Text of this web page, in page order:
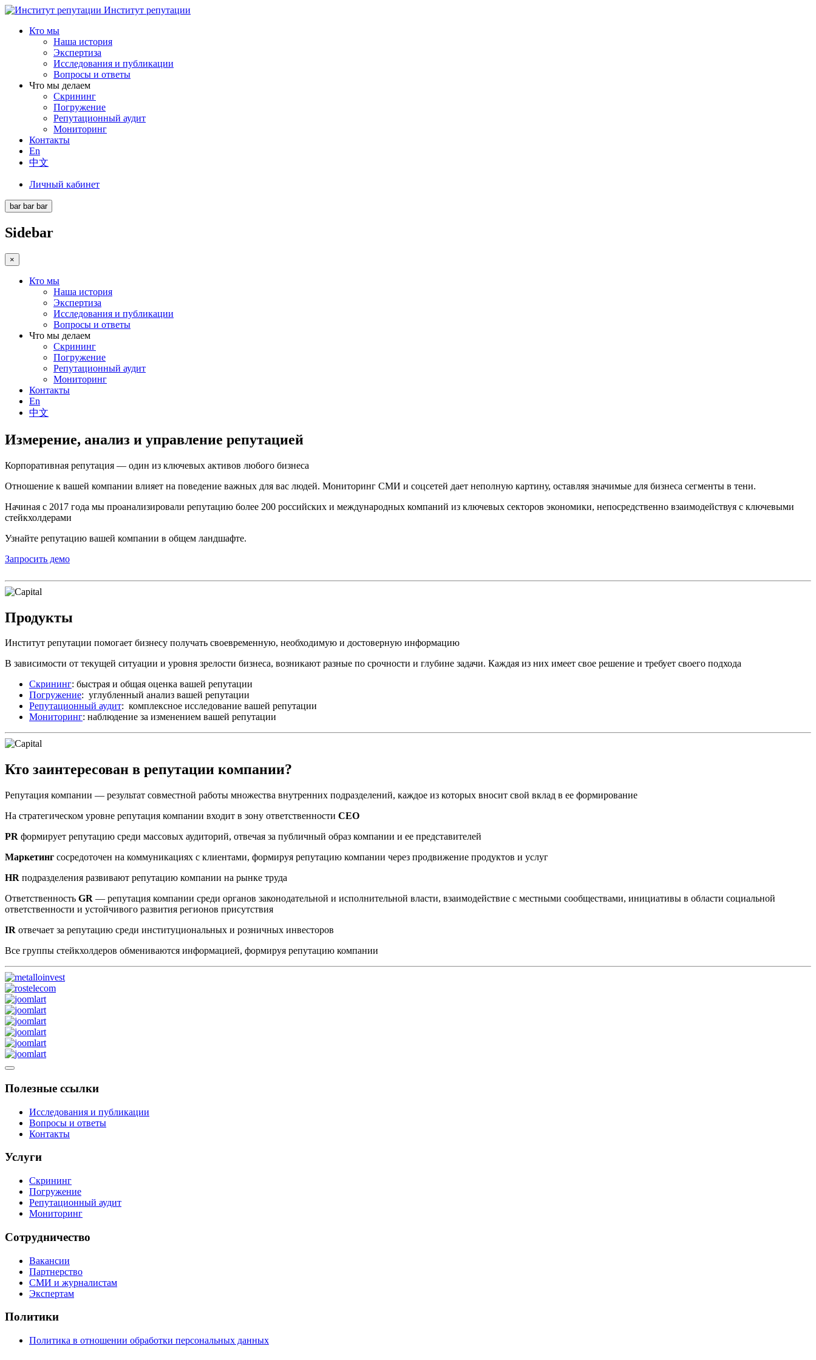
Институт репутации
Кто мы
Наша история
Экспертиза
Исследования и публикации
Вопросы и ответы
Что мы делаем
Скрининг
Погружение
Репутационный аудит
Мониторинг
Контакты
En
中文
Личный кабинет
bar bar bar
Sidebar
×
Кто мы
Наша история
Экспертиза
Исследования и публикации
Вопросы и ответы
Что мы делаем
Скрининг
Погружение
Репутационный аудит
Мониторинг
Контакты
En
中文
Измерение, анализ и управление репутацией
Корпоративная репутация — один из ключевых активов любого бизнеса
Отношение к вашей компании влияет на поведение важных для вас людей. Мониторинг СМИ и соцсетей дает неполную картину, оставляя значимые для бизнеса сегменты в тени.
Начиная с 2017 года мы проанализировали репутацию более 200 российских и международных компаний из ключевых секторов экономики, непосредственно взаимодействуя с ключевыми
стейкхолдерами
Узнайте репутацию вашей компании в общем ландшафте.
Запросить демо
Продукты
Институт репутации помогает бизнесу получать своевременную, необходимую и достоверную информацию
В зависимости от текущей ситуации и уровня зрелости бизнеса, возникают разные по срочности и глубине задачи. Каждая из них имеет свое решение и требует своего подхода
Скрининг: быстрая и общая оценка вашей репутации
Погружение: углубленный анализ вашей репутации
Репутационный аудит: комплексное исследование вашей репутации
Мониторинг: наблюдение за изменением вашей репутации
Кто заинтересован в репутации компании?
Репутация компании — результат совместной работы множества внутренних подразделений, каждое из которых вносит свой вклад в ее формирование
На стратегическом уровне репутация компании входит в зону ответственности CEO
PR формирует репутацию среди массовых аудиторий, отвечая за публичный образ компании и ее представителей
Маркетинг сосредоточен на коммуникациях с клиентами, формируя репутацию компании через продвижение продуктов и услуг
HR подразделения развивают репутацию компании на рынке труда
Ответственность GR — репутация компании среди органов законодательной и исполнительной власти, взаимодействие с местными сообществами, инициативы в области социальной
ответственности и устойчивого развития регионов присутствия
IR отвечает за репутацию среди институциональных и розничных инвесторов
Все группы стейкхолдеров обмениваются информацией, формируя репутацию компании
Полезные ссылки
Исследования и публикации
Вопросы и ответы
Контакты
Услуги
Скрининг
Погружение
Репутационный аудит
Мониторинг
Сотрудничество
Вакансии
Партнерство
СМИ и журналистам
Экспертам
Политики
Политика в отношении обработки персональных данных